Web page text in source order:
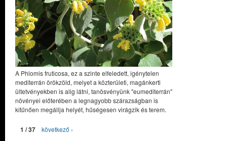
A Phlomis fruticosa, ez a szinte elfeledett, igénytelen
mediterrán örökzöld, melyet a közterületi, magánkerti
ültetvényekben is alig látni, tanösvényünk "eumediterrán"
növényei előterében a legnagyobb szárazságban is
kitűnően megállja helyét, hűségesen virágzik és terem.
1 / 37 következő ›